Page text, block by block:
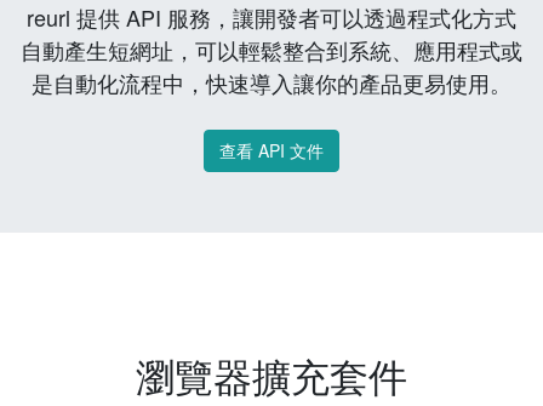
reurl 提供 API 服務，讓開發者可以透過程式化方式
自動產生短網址，可以輕鬆整合到系統、應用程式或
是自動化流程中，快速導入讓你的產品更易使用。
查看 API 文件
瀏覽器擴充套件